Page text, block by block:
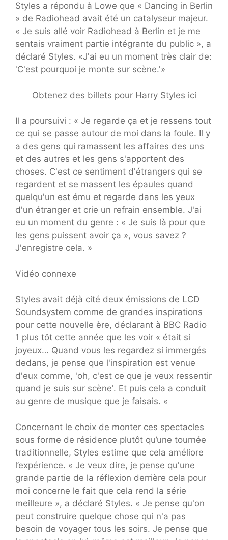
Styles a répondu à Lowe que « Dancing in Berlin
» de Radiohead avait été un catalyseur majeur.
« Je suis allé voir Radiohead à Berlin et je me
sentais vraiment partie intégrante du public », a
déclaré Styles. «J'ai eu un moment très clair de:
'C'est pourquoi je monte sur scène.'»
Obtenez des billets pour Harry Styles ici
Il a poursuivi : « Je regarde ça et je ressens tout
ce qui se passe autour de moi dans la foule. Il y
a des gens qui ramassent les affaires des uns
et des autres et les gens s'apportent des
choses. C'est ce sentiment d'étrangers qui se
regardent et se massent les épaules quand
quelqu'un est ému et regarde dans les yeux
d'un étranger et crie un refrain ensemble. J'ai
eu un moment du genre : « Je suis là pour que
les gens puissent avoir ça », vous savez ?
J'enregistre cela. »
Vidéo connexe
Styles avait déjà cité deux émissions de LCD
Soundsystem comme de grandes inspirations
pour cette nouvelle ère, déclarant à BBC Radio
1 plus tôt cette année que les voir « était si
joyeux… Quand vous les regardez si immergés
dedans, je pense que l'inspiration est venue
d'eux comme, 'oh, c'est ce que je veux ressentir
quand je suis sur scène'. Et puis cela a conduit
au genre de musique que je faisais. «
Concernant le choix de monter ces spectacles
sous forme de résidence plutôt qu’une tournée
traditionnelle, Styles estime que cela améliore
l’expérience. « Je veux dire, je pense qu'une
grande partie de la réflexion derrière cela pour
moi concerne le fait que cela rend la série
meilleure », a déclaré Styles. « Je pense qu'on
peut construire quelque chose qui n'a pas
besoin de voyager tous les soirs. Je pense que